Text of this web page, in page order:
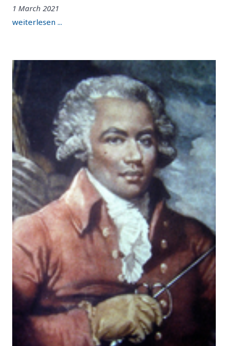
1 March 2021
weiterlesen ...